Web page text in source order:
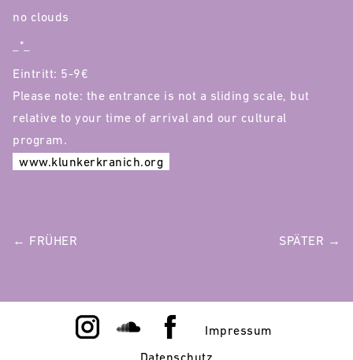
no clouds
_*_
Eintritt: 5-9€
Please note: the entrance is not a sliding scale, but
relative to your time of arrival and our cultural
program.
www.klunkerkranich.org
POST
← FRÜHER SPÄTER →
Impressum
Datenschutz